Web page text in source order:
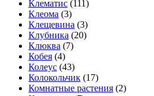
Клематис (111)
Клеома (3)
Клещевина (3)
Клубника (20)
Клюква (7)
Кобея (4)
Колеус (43)
Колокольчик (17)
Комнатные растения (2)